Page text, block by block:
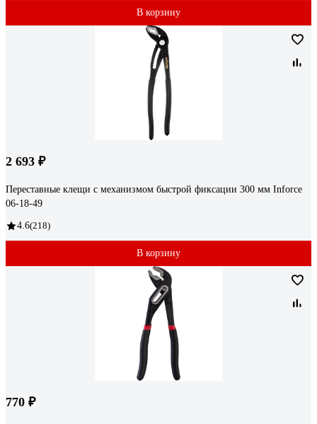
В корзину
2 693 ₽
Переставные клещи с механизмом быстрой фиксации 300 мм Inforce
06-18-49
4.6(218)
В корзину
770 ₽